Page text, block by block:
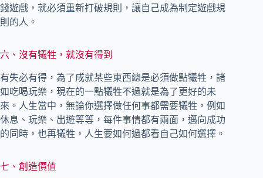
錢遊戲，就必須重新打破規則，讓自己成為制定遊戲規
則的人。
六、沒有犧牲，就沒有得到
有失必有得，為了成就某些東西總是必須做點犧牲，諸
如吃喝玩樂，現在的一點犧牲不過就是為了更好的未
來。人生當中，無論你選擇做任何事都需要犧牲，例如
休息、玩樂、出遊等等，每件事情都有兩面，邁向成功
的同時，也再犧牲，人生要如何過都看自己如何選擇。
七、創造價值